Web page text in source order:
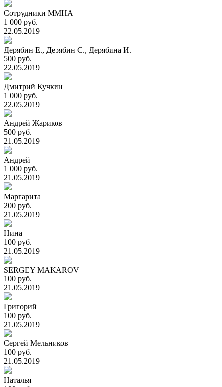
Сотрудники ММНА
1 000 руб.
22.05.2019
Дерябин Е., Дерябин С., Дерябина И.
500 руб.
22.05.2019
Дмитрий Кучкин
1 000 руб.
22.05.2019
Андрей Жариков
500 руб.
21.05.2019
Андрей
1 000 руб.
21.05.2019
Маргарита
200 руб.
21.05.2019
Нина
100 руб.
21.05.2019
SERGEY MAKAROV
100 руб.
21.05.2019
Григорий
100 руб.
21.05.2019
Сергей Мельников
100 руб.
21.05.2019
Наталья